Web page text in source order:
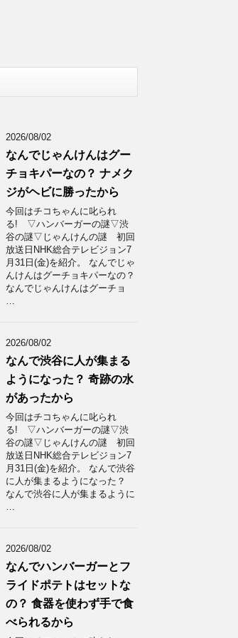
2026/08/02
なんでじゃんけんはグー
チョキパーなの？ ナメク
ジがヘビに勝ったから
今回はチコちゃんに叱られ
る! ▽ハンバーガーの謎▽渋
谷の謎▽じゃんけんの謎 初回
放送日NHK総合テレビジョン7
月31日(金)を紹介。 なんでじゃ
んけんはグーチョキパーなの？
なんでじゃんけんはグーチョ
…
2026/08/02
なんで渋谷に人が集まる
ようになった？ 奇跡の水
があったから
今回はチコちゃんに叱られ
る! ▽ハンバーガーの謎▽渋
谷の謎▽じゃんけんの謎 初回
放送日NHK総合テレビジョン7
月31日(金)を紹介。 なんで渋谷
に人が集まるようになった？
なんで渋谷に人が集まるように
…
2026/08/02
なんでハンバーガーとフ
ライドポテトはセットな
の？ 食器を使わず手で食
べられるから